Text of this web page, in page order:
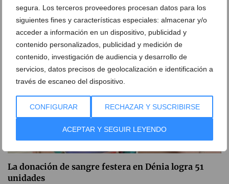
segura. Los terceros proveedores procesan datos para los
siguientes fines y características especiales: almacenar y/o
acceder a información en un dispositivo, publicidad y
contenido personalizados, publicidad y medición de
contenido, investigación de audiencia y desarrollo de
servicios, datos precisos de geolocalización e identificación a
través de escaneo del dispositivo.
CONFIGURAR RECHAZAR Y SUSCRIBIRSE
ACEPTAR Y SEGUIR LEYENDO
La donación de sangre festera en Dénia logra 51
unidades